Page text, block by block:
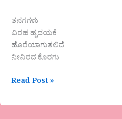
ತನಗಗಳು
ವಿರಹ‌ ಹೃದಯಕೆ
ಹೊರೆಯಾಗುತಲಿದೆ
ನೀನಿರದ ಕೊರಗು
Read Post »